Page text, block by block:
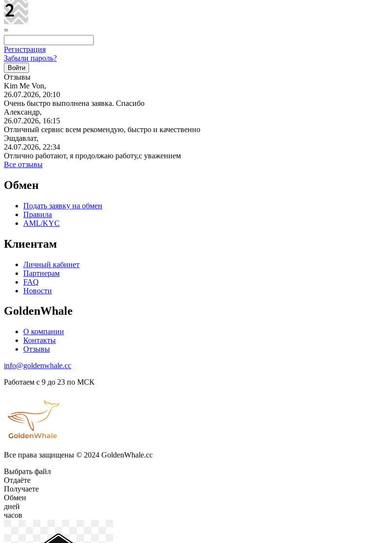
=
Регистрация
Забыли пароль?
Отзывы
Kim Me Von,
26.07.2026, 20:10
Очень быстро выполнена заявка. Спасибо
Александр,
26.07.2026, 16:15
Отличный сервис всем рекомендую, быстро и качественно
Эшдавлат,
24.07.2026, 22:34
Отлично работают, я продолжаю работу,с уважением
Все отзывы
Обмен
Подать заявку на обмен
Правила
AML/KYC
Клиентам
Личный кабинет
Партнерам
FAQ
Новости
GoldenWhale
О компании
Контакты
Отзывы
info@goldenwhale.cc
Работаем с 9 до 23 по МСК
Все права защищены © 2024 GoldenWhale.cc
Выбрать файл
Отдаёте
Получаете
Обмен
дней
часов